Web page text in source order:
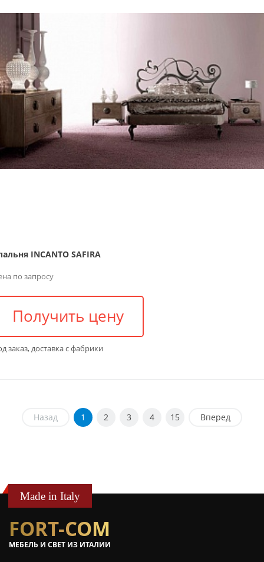
INCANTO SAFIRA
по запросу
Получить цену
заказ, доставка с фабрики
Назад 1 2 3 4 15 Вперед
Made in Italy
FORT-COM
МЕБЕЛЬ И СВЕТ ИЗ ИТАЛИИ